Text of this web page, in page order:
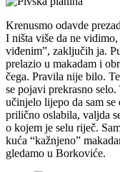
Krenusmo odavde
I ništa više da ne
viđenim”, zaključih ja.
prelazio u makadam i
čega. Pravila nije bilo.
se pojavi prekrasno
učinjelo lijepo da sam
prilično oslabila, valjda
o kojem je selu riječ.
kuća “kažnjeno”
gledamo u Borkoviće.